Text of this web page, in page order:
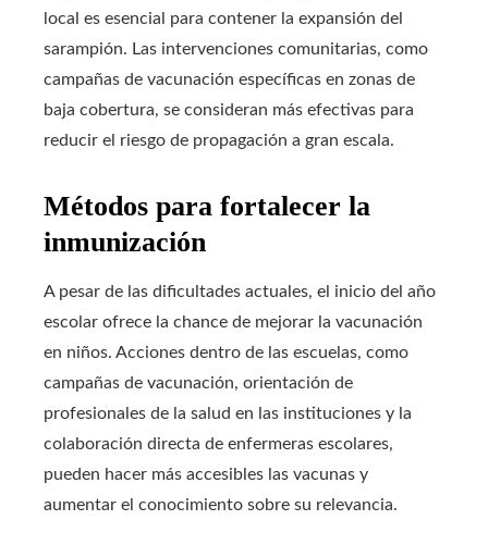
local es esencial para contener la expansión del
sarampión. Las intervenciones comunitarias, como
campañas de vacunación específicas en zonas de
baja cobertura, se consideran más efectivas para
reducir el riesgo de propagación a gran escala.
Métodos para fortalecer la
inmunización
A pesar de las dificultades actuales, el inicio del año
escolar ofrece la chance de mejorar la vacunación
en niños. Acciones dentro de las escuelas, como
campañas de vacunación, orientación de
profesionales de la salud en las instituciones y la
colaboración directa de enfermeras escolares,
pueden hacer más accesibles las vacunas y
aumentar el conocimiento sobre su relevancia.